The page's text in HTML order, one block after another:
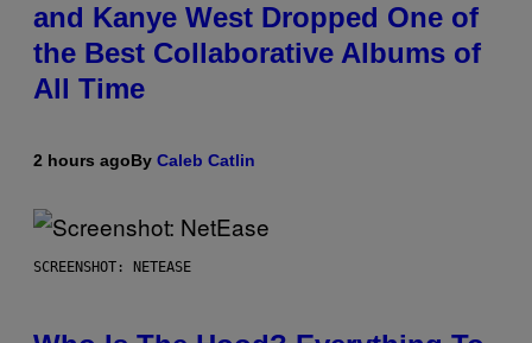
and Kanye West Dropped One of
the Best Collaborative Albums of
All Time
2 hours agoBy Caleb Catlin
SCREENSHOT: NETEASE